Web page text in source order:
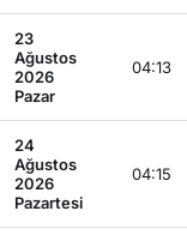
23
Ağustos
2026
Pazar
04:13
24
Ağustos
2026
Pazartesi
04:15